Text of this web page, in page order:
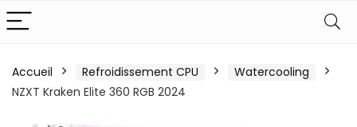
Accueil Refroidissement CPU
Watercooling
NZXT Kraken Elite 360 RGB 2024